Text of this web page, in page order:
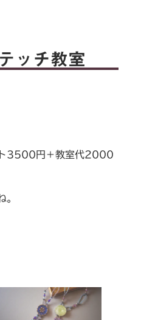
ッチ教室
3500円＋教室代2000
。